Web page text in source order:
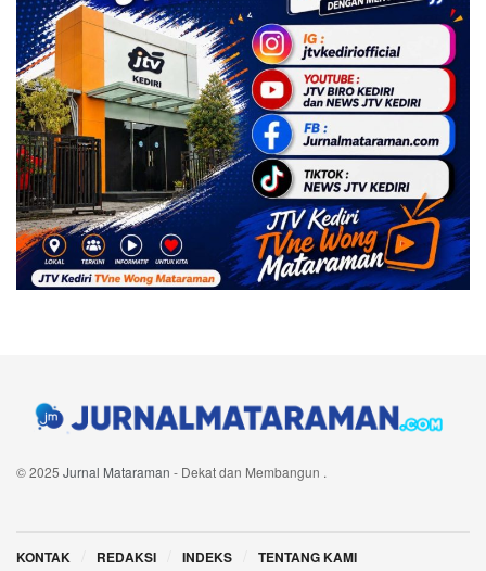
© 2025 Jurnal Mataraman - Dekat dan Membangun .
KONTAK REDAKSI INDEKS TENTANG KAMI